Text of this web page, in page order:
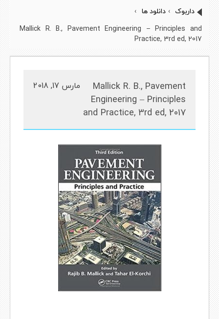
داربوک › دانلود ها ›
Mallick R. B., Pavement Engineering – Principles and
Practice, 3rd ed, 2017
Mallick R. B., Pavement
Engineering – Principles
and Practice, 3rd ed, 2017
مارس 17, 2018